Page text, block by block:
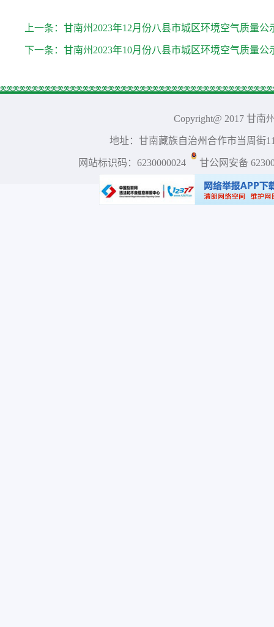
上一条： 甘南州2023年12月份八县市城区环境空气质量公
下一条： 甘南州2023年10月份八县市城区环境空气质量公
Copyright@ 2017 甘南
地址：甘南藏族自治州合作市当周街
网站标识码：6230000024 甘公网安备